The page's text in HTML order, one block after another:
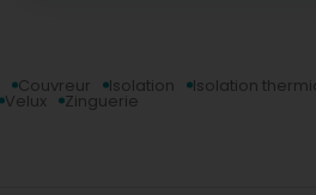
Couvreur Isolation Isolation
Velux Zinguerie